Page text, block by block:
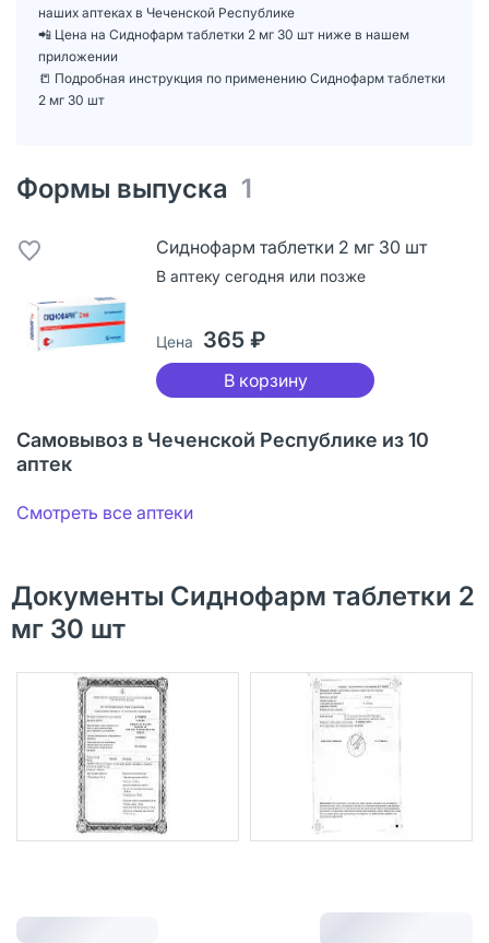
наших аптеках в Чеченской Республике
📲 Цена на Сиднофарм таблетки 2 мг 30 шт ниже в нашем
приложении
📒 Подробная инструкция по применению Сиднофарм таблетки
2 мг 30 шт
Формы выпуска 1
Сиднофарм таблетки 2 мг 30 шт
В аптеку сегодня или позже
Цена 365 ₽
В корзину
Самовывоз в Чеченской Республике из 10
аптек
Смотреть все аптеки
Документы Сиднофарм таблетки 2
мг 30 шт